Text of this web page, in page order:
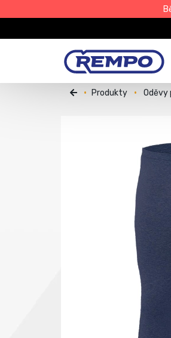
Produkty Oděvy